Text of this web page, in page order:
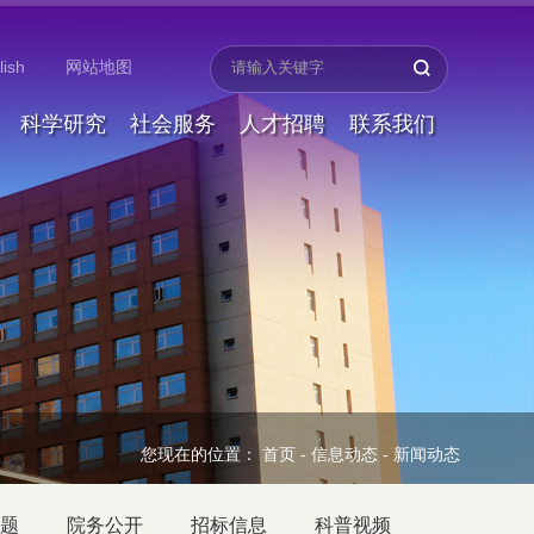
网站地图
科学研究 社会服务 人才招聘 联系我们
您现在的位置：首页 - 信息动态 - 新闻动态
院务公开 招标信息 科普视频